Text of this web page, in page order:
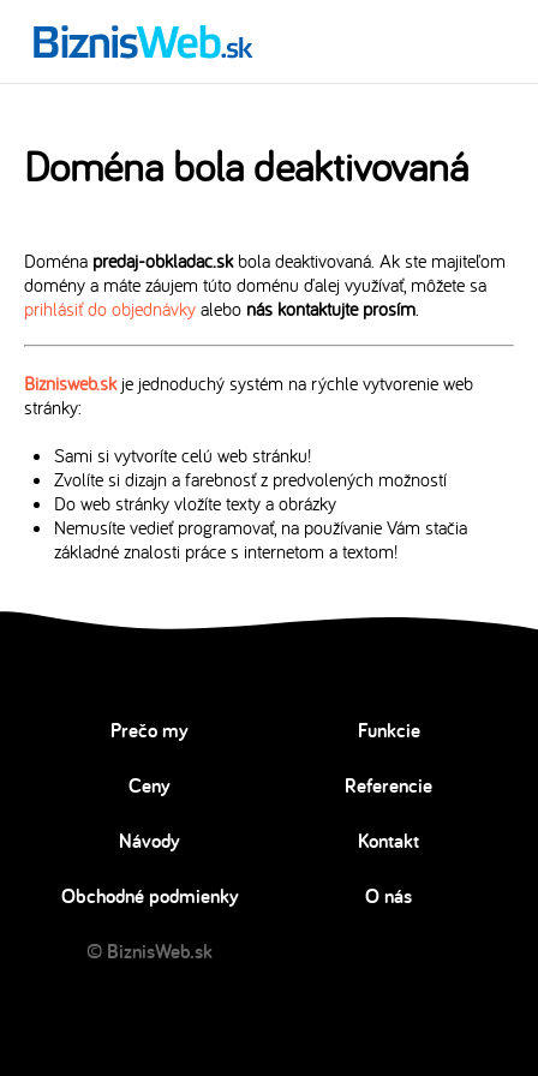
Doména bola deaktivovaná
Doména predaj-obkladac.skbola deaktivovaná. Ak ste majiteľom
domény a máte záujem túto doménu ďalej využívať, môžete sa
prihlásiť do objednávky alebo nás kontaktujte prosím.
Biznisweb.skje jednoduchý systém na rýchle vytvorenie web
stránky:
Sami si vytvoríte celú web stránku!
Zvolíte si dizajn a farebnosť z predvolených možností
Do web stránky vložíte texty a obrázky
Nemusíte vedieť programovať, na používanie Vám stačia
základné znalosti práce s internetom a textom!
Prečo my Funkcie
Ceny Referencie
Návody Kontakt
Obchodné podmienky O nás
© BiznisWeb.sk